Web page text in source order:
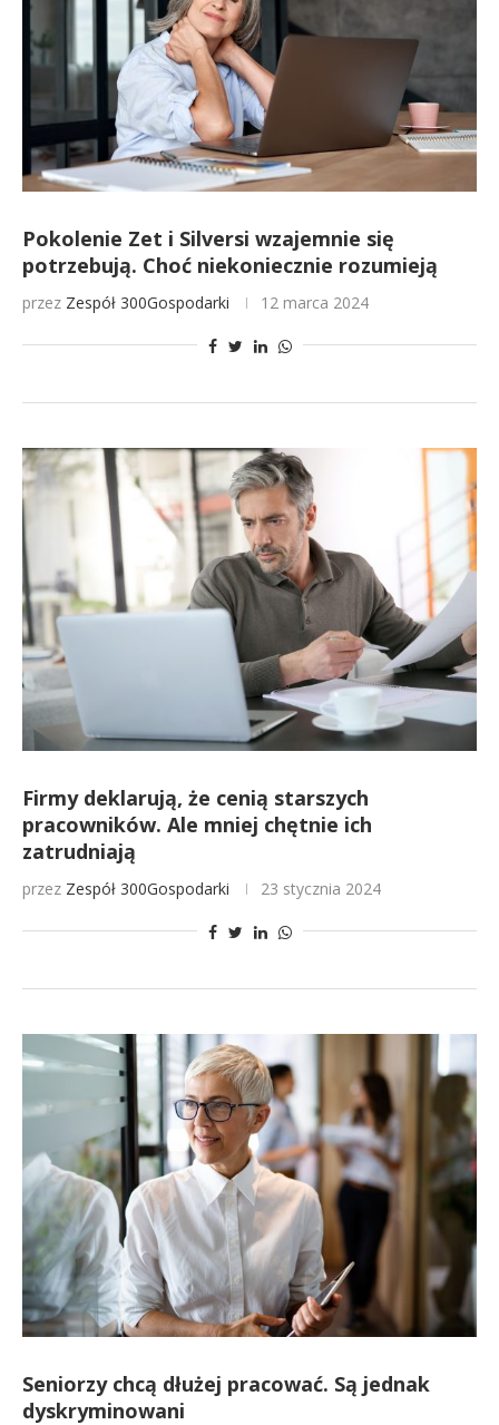
Pokolenie Zet i Silversi wzajemnie się
potrzebują. Choć niekoniecznie rozumieją
przez Zespół 300Gospodarki 12 marca 2024
Firmy deklarują, że cenią starszych
pracowników. Ale mniej chętnie ich
zatrudniają
przez Zespół 300Gospodarki 23 stycznia 2024
Seniorzy chcą dłużej pracować. Są jednak
dyskryminowani